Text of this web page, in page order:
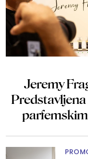
Jeremy